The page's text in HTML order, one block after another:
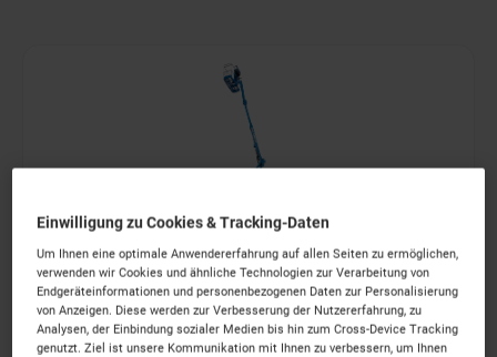
16m Gelenkteleskopbühnen Diesel
ab 138 €pro Tag
Einwilligung zu Cookies & Tracking-Daten
Um Ihnen eine optimale Anwendererfahrung auf allen Seiten zu ermöglichen,
verwenden wir Cookies und ähnliche Technologien zur Verarbeitung von
Endgeräteinformationen und personenbezogenen Daten zur Personalisierung
von Anzeigen. Diese werden zur Verbesserung der Nutzererfahrung, zu
Analysen, der Einbindung sozialer Medien bis hin zum Cross-Device Tracking
genutzt. Ziel ist unsere Kommunikation mit Ihnen zu verbessern, um Ihnen